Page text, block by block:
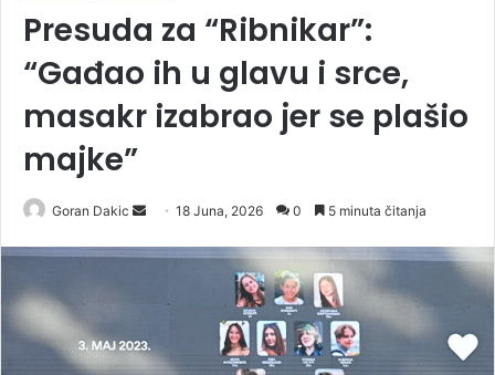
Presuda za “Ribnikar”:
“Gađao ih u glavu i srce,
masakr izabrao jer se plašio
majke”
Goran Dakic
n
e
18 Juna, 2026 0 5 minuta čitanja